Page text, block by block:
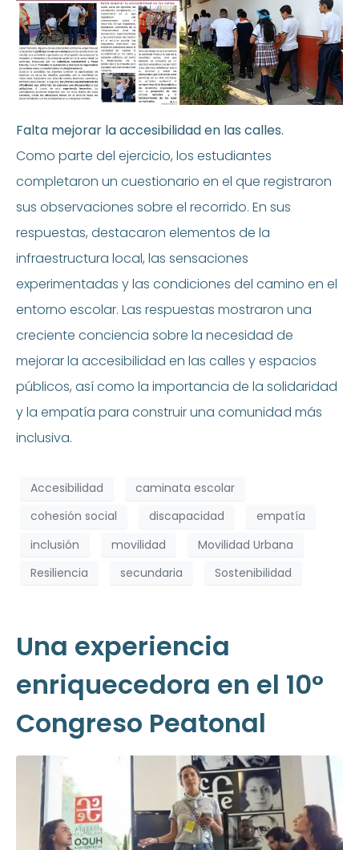
Falta mejorar la accesibilidad en las calles.
Como parte del ejercicio, los estudiantes
completaron un cuestionario en el que registraron
sus observaciones sobre el recorrido. En sus
respuestas, destacaron elementos de la
infraestructura local, las sensaciones
experimentadas y las condiciones del camino en el
entorno escolar. Las respuestas mostraron una
creciente conciencia sobre la necesidad de
mejorar la accesibilidad en las calles y espacios
públicos, así como la importancia de la solidaridad
y la empatía para construir una comunidad más
inclusiva.
Accesibilidad
caminata escolar
cohesión social
discapacidad
empatía
inclusión
movilidad
Movilidad Urbana
Resiliencia
secundaria Sostenibilidad
Una experiencia
enriquecedora en el 10°
Congreso Peatonal